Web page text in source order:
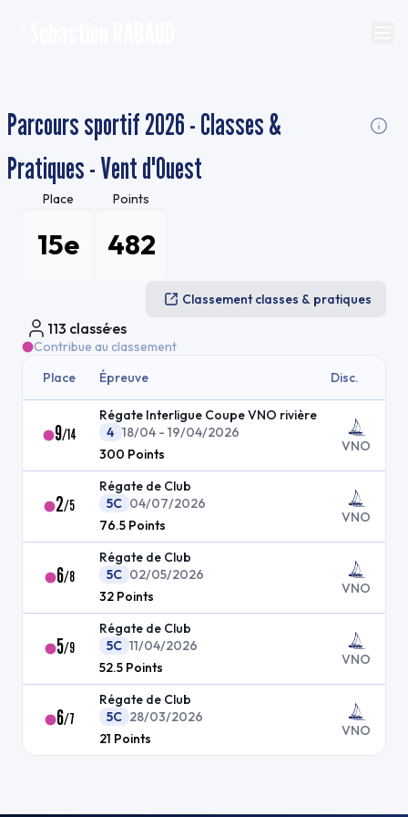
Parcours sportif 2026 - Classes &
Pratiques - Vent d'Ouest
Place
15e
Points
482
Classement classes & pratiques
113 classé·es
Contribue au classement
Place
Épreuve Disc.
9/14
Régate Interligue Coupe VNO rivière
4 18/04 - 19/04/2026
300 Points VNO
2/5
Régate de Club
5C 04/07/2026
76.5 Points VNO
6/8
Régate de Club
5C 02/05/2026
32 Points VNO
5/9
Régate de Club
5C 11/04/2026
52.5 Points VNO
6/7
Régate de Club
5C 28/03/2026
21 Points VNO